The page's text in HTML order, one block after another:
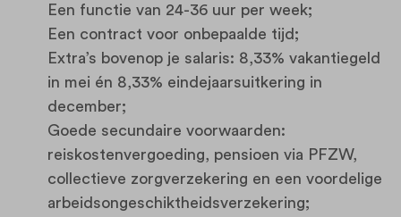
Een functie van 24-36 uur per week;
Een contract voor onbepaalde tijd;
Extra’s bovenop je salaris: 8,33% vakantiegeld
in mei én 8,33% eindejaarsuitkering in
december;
Goede secundaire voorwaarden:
reiskostenvergoeding, pensioen via PFZW,
collectieve zorgverzekering en een voordelige
arbeidsongeschiktheidsverzekering;